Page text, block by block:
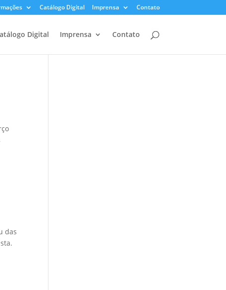
Catálogo Digital Imprensa Contato
Digital Imprensa Contato
das